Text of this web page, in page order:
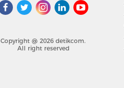
Copyright @ 2026 detikcom.
All right reserved